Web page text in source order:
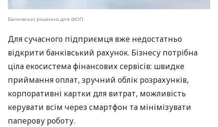
Банківські рішення для ФОП
Для сучасного підприємця вже недостатньо
відкрити банківський рахунок. Бізнесу потрібна
ціла екосистема фінансових сервісів: швидке
приймання оплат, зручний облік розрахунків,
корпоративні картки для витрат, можливість
керувати всім через смартфон та мінімізувати
паперову роботу.